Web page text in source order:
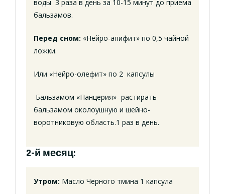
воды 3 раза в день за 10-15 минут до приема
бальзамов.
Перед сном: «Нейро-апифит» по 0,5 чайной
ложки.
Или «Нейро-олефит» по 2 капсулы
Бальзамом «Панцерия»- растирать
бальзамом околоушную и шейно-
воротниковую область.1 раз в день.
2-й месяц:
Утром: Масло Черного тмина 1 капсула